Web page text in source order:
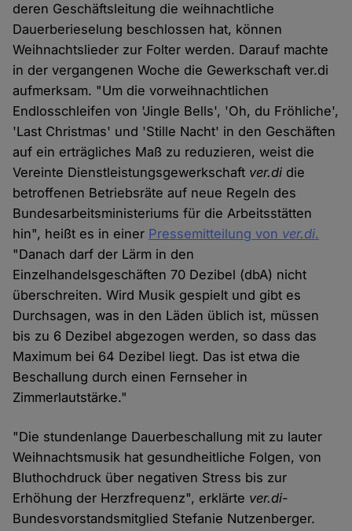
deren Geschäftsleitung die weihnachtliche
Dauerberieselung beschlossen hat, können
Weihnachtslieder zur Folter werden. Darauf machte
in der vergangenen Woche die Gewerkschaft ver.di
aufmerksam. "Um die vorweihnachtlichen
Endlosschleifen von 'Jingle Bells', 'Oh, du Fröhliche',
'Last Christmas' und 'Stille Nacht' in den Geschäften
auf ein erträgliches Maß zu reduzieren, weist die
Vereinte Dienstleistungsgewerkschaft ver.di die
betroffenen Betriebsräte auf neue Regeln des
Bundesarbeitsministeriums für die Arbeitsstätten
hin", heißt es in einer Pressemitteilung von ver.di.
"Danach darf der Lärm in den
Einzelhandelsgeschäften 70 Dezibel (dbA) nicht
überschreiten. Wird Musik gespielt und gibt es
Durchsagen, was in den Läden üblich ist, müssen
bis zu 6 Dezibel abgezogen werden, so dass das
Maximum bei 64 Dezibel liegt. Das ist etwa die
Beschallung durch einen Fernseher in
Zimmerlautstärke."
"Die stundenlange Dauerbeschallung mit zu lauter
Weihnachtsmusik hat gesundheitliche Folgen, von
Bluthochdruck über negativen Stress bis zur
Erhöhung der Herzfrequenz", erklärte ver.di-
Bundesvorstandsmitglied Stefanie Nutzenberger.